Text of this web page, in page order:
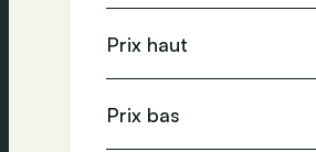
Prix haut
Prix bas